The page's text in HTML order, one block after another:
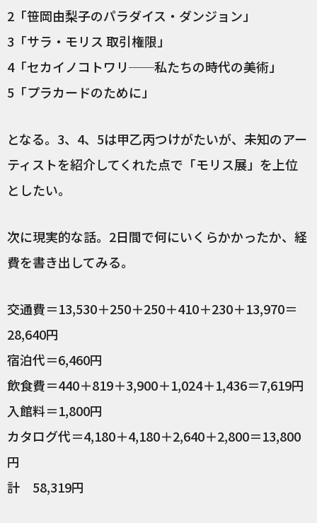
2「笹岡由梨子のパラダイス・ダンジョン」
3「サラ・モリス 取引権限」
4「セカイノコトワリ──私たちの時代の美術」
5「プラカードのために」
となる。3、4、5は甲乙丙つけがたいが、未知のアー
ティストを紹介してくれた点で「モリス展」を上位
としたい。
次に現実的な話。2日間で何にいくらかかったか、経
費を書き出してみる。
交通費＝13,530＋250＋250＋410＋230＋13,970＝
28,640円
宿泊代＝6,460円
飲食費＝440＋819＋3,900＋1,024＋1,436＝7,619円
入館料＝1,800円
カタログ代＝4,180＋4,180＋2,640＋2,800＝13,800
円
計 58,319円